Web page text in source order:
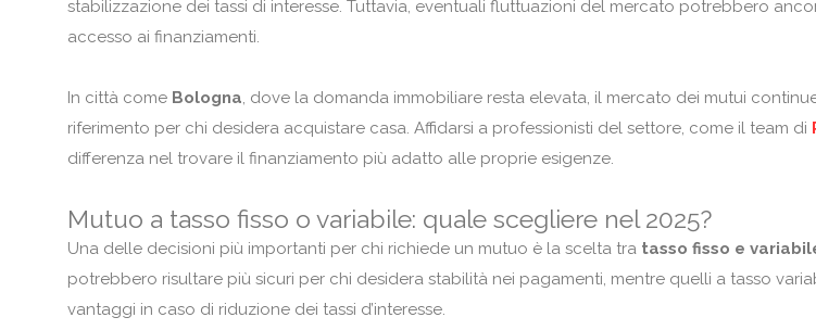
stabilizzazione dei tassi di interesse. Tuttavia, eventuali fluttuazioni del mercato potrebbero
accesso ai finanziamenti.
In città come Bologna, dove la domanda immobiliare resta elevata, il mercato dei mutui
riferimento per chi desidera acquistare casa. Affidarsi a professionisti del settore, come il team di
differenza nel trovare il finanziamento più adatto alle proprie esigenze.
Mutuo a tasso fisso o variabile: quale scegliere nel 2025?
Una delle decisioni più importanti per chi richiede un mutuo è la scelta tra tasso fisso e
potrebbero risultare più sicuri per chi desidera stabilità nei pagamenti, mentre quelli a tasso
vantaggi in caso di riduzione dei tassi d’interesse.